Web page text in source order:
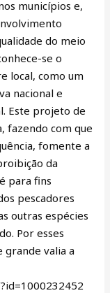
municípios e,
do meio
se o
local, como um
nacional e
Este projeto de
fazendo com que
fomente a
da
para fins
pescadores
outras espécies
Por esses
grande valia a